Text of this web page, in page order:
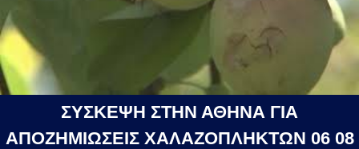
ΣΥΣΚΕΨΗ ΣΤΗΝ ΑΘΗΝΑ ΓΙΑ
ΑΠΟΖΗΜΙΩΣΕΙΣ ΧΑΛΑΖΟΠΛΗΚΤΩΝ 06 08